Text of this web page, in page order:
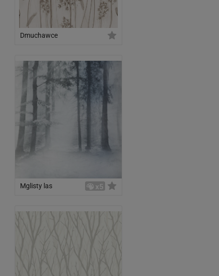
Dmuchawce
Mglisty las x5